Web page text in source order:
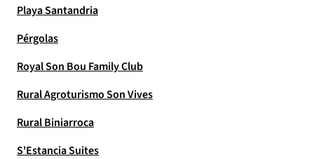
Playa Santandria
Pérgolas
Royal Son Bou Family Club
Rural Agroturismo Son Vives
Rural Biniarroca
S'Estancia Suites